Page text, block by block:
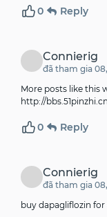
0 Reply
Connierig
đã tham gia
More posts like this
http://
0 Reply
Connierig
đã tham gia
buy dapagliflozin for